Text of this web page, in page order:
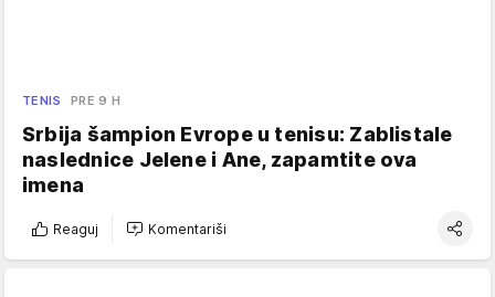
TENIS PRE 9 H
Srbija šampion Evrope u tenisu: Zablistale
naslednice Jelene i Ane, zapamtite ova
imena
Reaguj Komentariši